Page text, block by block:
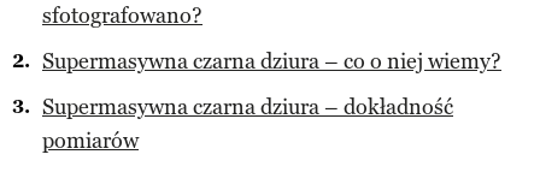
sfotografowano?
Supermasywna czarna dziura – co o niej wiemy?
Supermasywna czarna dziura – dokładność
pomiarów